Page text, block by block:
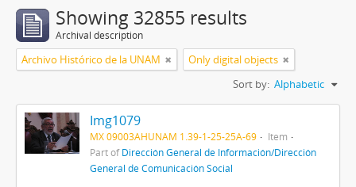
Showing 32855 results
Archival description
Archivo Histórico de la UNAM
Only digital objects
Sort by: Alphabetic
Img1079
MX 09003AHUNAM 1.39-1-25-25A-69
Item
Part ofDirección General de Información/Dirección
General de Comunicación Social